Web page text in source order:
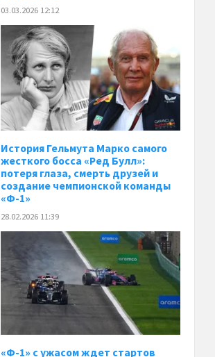
03.03.2026 12:12
История Гельмута Марко самого
жесткого босса «Ред Булл»:
потеря глаза, смерть друзей и
создание чемпионской команды
«Ф-1»
28.02.2026 11:39
«Ф-1» с ужасом ждет стартов